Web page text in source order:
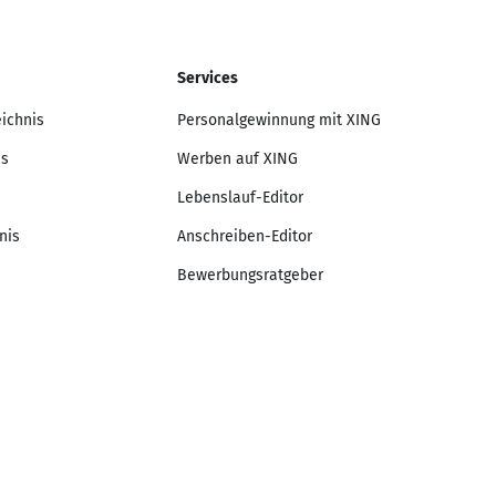
Services
Personalgewinnung mit XING
Werben auf XING
Lebenslauf-Editor
Anschreiben-Editor
Bewerbungsratgeber